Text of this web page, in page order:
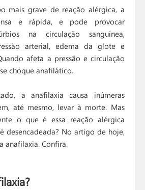
mais grave de reação alérgica, a
e rápida, e pode provocar
na circulação sanguínea,
arterial, edema da glote e
afeta a pressão e circulação
choque anafilático.
a anafilaxia causa inúmeras
até mesmo, levar à morte. Mas
o que é essa reação alérgica
desencadeada? No artigo de hoje,
anafilaxia. Confira.